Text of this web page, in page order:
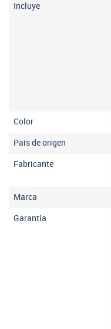
Incluye
Color
País de origen
Fabricante
Marca
Garantia